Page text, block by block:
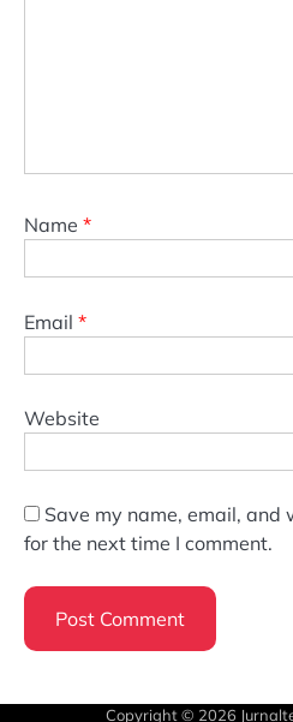
Name *
Email *
Website
Save my name, email,
for the next time I comment.
Copyright © 2026